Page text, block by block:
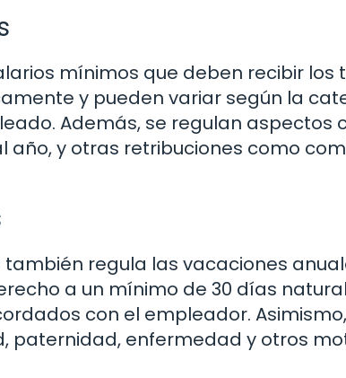
mínimos que deben recibir los
y pueden variar según la
Además, se regulan aspectos
año, y otras retribuciones como
también regula las vacaciones
a un mínimo de 30 días
con el empleador.
paternidad, enfermedad y otros